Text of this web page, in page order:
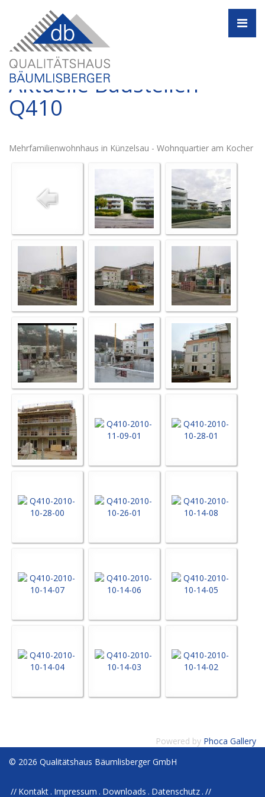
Aktuelle Baustellen -
Q410
Mehrfamilienwohnhaus in Künzelsau - Wohnquartier am Kocher
Powered by Phoca Gallery
© 2026 Qualitätshaus Bäumlisberger GmbH
Kontakt Impressum Downloads Datenschutz //